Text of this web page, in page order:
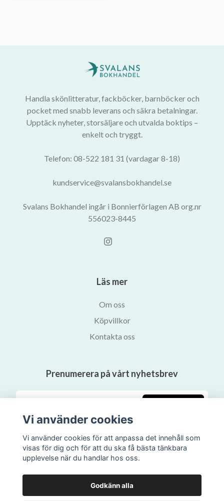
Handla skönlitteratur, fackböcker, barnböcker och
pocket med snabb leverans och säkra betalningar.
Upptäck nyheter, storsäljare och utvalda boktips –
enkelt och tryggt.
Telefon: 08-522 181 31 (vardagar 8-18)
kundservice@svalansbokhandel.se
Svalans Bokhandel ingår i Bonnierförlagen AB org.nr
556023-8445
Läs mer
Om oss
Köpvillkor
Kontakta oss
Prenumerera på vårt nyhetsbrev
Vi använder cookies
Vi använder cookies för att anpassa det innehåll som
visas för dig och för att du ska få bästa tänkbara
upplevelse när du handlar hos oss.
Godkänn alla